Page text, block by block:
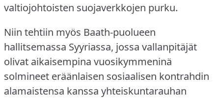
valtiojohtoisten suojaverkkojen purku.
Niin tehtiin myös Baath-puolueen
hallitsemassa Syyriassa, jossa vallanpitäjät
olivat aikaisempina vuosikymmeninä
solmineet eräänlaisen sosiaalisen kontrahdin
alamaistensa kanssa yhteiskuntarauhan